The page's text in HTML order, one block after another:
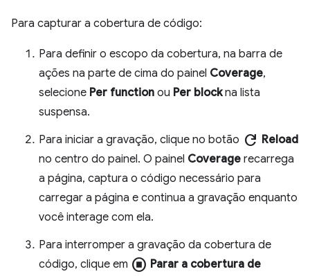
Para capturar a cobertura de código:
Para definir o escopo da cobertura, na barra de
ações na parte de cima do painel Coverage,
selecione Per function ou Per blockna lista
suspensa.
Para iniciar a gravação, clique no botão refresh Reload
no centro do painel. O painel Coverage recarrega
a página, captura o código necessário para
carregar a página e continua a gravação enquanto
você interage com ela.
Para interromper a gravação da cobertura de
código, clique em stop_circle Parar a cobertura de